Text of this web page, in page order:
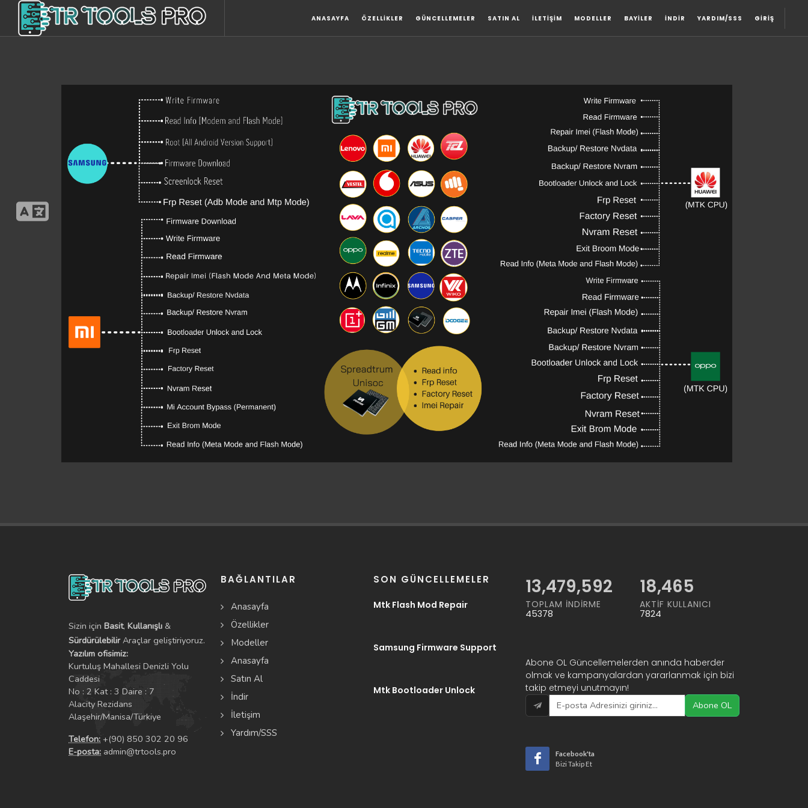
ANASAYFA ÖZELLIKLER GÜNCELLEMELER SATIN AL İLETIŞIM MODELLER BAYILER İNDIR YARDIM/SSS GIRIŞ
Sizin için Basit, Kullanışlı &
SürdürülebilirAraçlar geliştiriyoruz.
Yazılım ofisimiz:
Kurtuluş Mahallesi Denizli Yolu
Caddesi
No : 2 Kat : 3 Daire : 7
Alacity Rezidans
Alaşehir/Manisa/Türkiye
Telefon: +(90) 850 302 20 96
E-posta: admin@trtools.pro
BAĞLANTILAR
Anasayfa
Özellikler
Modeller
Anasayfa
Satın Al
İndir
İletişim
Yardım/SSS
SON GÜNCELLEMELER
Mtk Flash Mod Repair
Samsung Firmware Support
Mtk Bootloader Unlock
15,065,421
TOPLAM İNDIRME
45378
18,465
AKTIF KULLANICI
7824
Abone OL Güncellemelerden anında haberder
olmak ve kampanyalardan yararlanmak için bizi
takip etmeyi unutmayın!
Abone OL
Facebook'ta
Bizi Takip Et